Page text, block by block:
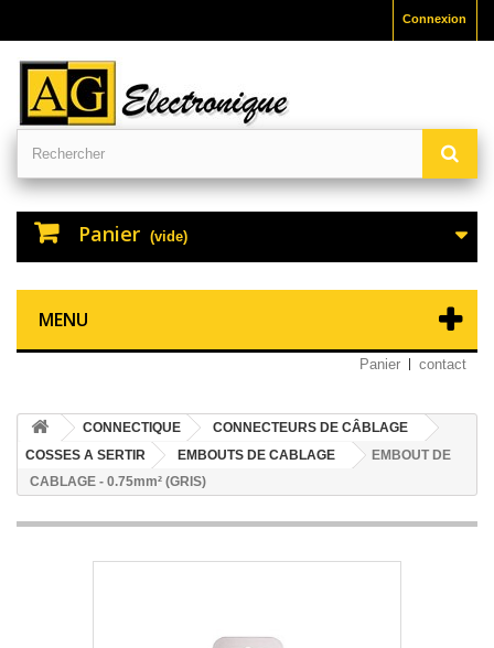
Connexion
Panier (vide)
MENU
Panier contact
CONNECTIQUE
CONNECTEURS DE CÂBLAGE
COSSES A SERTIR
EMBOUTS DE CABLAGE
EMBOUT DE
CABLAGE - 0.75mm² (GRIS)